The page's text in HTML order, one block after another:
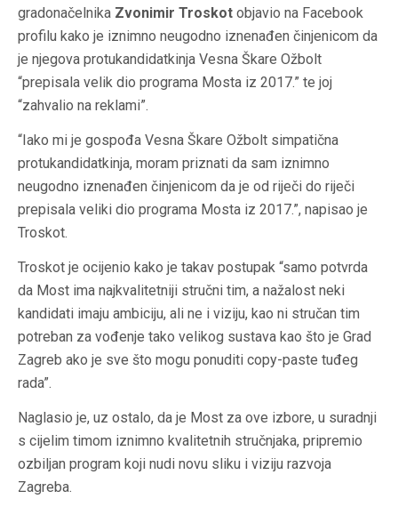
gradonačelnika Zvonimir Troskot objavio na Facebook
profilu kako je iznimno neugodno iznenađen činjenicom da
je njegova protukandidatkinja Vesna Škare Ožbolt
“prepisala velik dio programa Mosta iz 2017.” te joj
“zahvalio na reklami”.
“Iako mi je gospođa Vesna Škare Ožbolt simpatična
protukandidatkinja, moram priznati da sam iznimno
neugodno iznenađen činjenicom da je od riječi do riječi
prepisala veliki dio programa Mosta iz 2017.”, napisao je
Troskot.
Troskot je ocijenio kako je takav postupak “samo potvrda
da Most ima najkvalitetniji stručni tim, a nažalost neki
kandidati imaju ambiciju, ali ne i viziju, kao ni stručan tim
potreban za vođenje tako velikog sustava kao što je Grad
Zagreb ako je sve što mogu ponuditi copy-paste tuđeg
rada”.
Naglasio je, uz ostalo, da je Most za ove izbore, u suradnji
s cijelim timom iznimno kvalitetnih stručnjaka, pripremio
ozbiljan program koji nudi novu sliku i viziju razvoja
Zagreba.